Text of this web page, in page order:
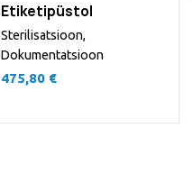
Etiketipüstol
Sterilisatsioon,
Dokumentatsioon
475,80 €